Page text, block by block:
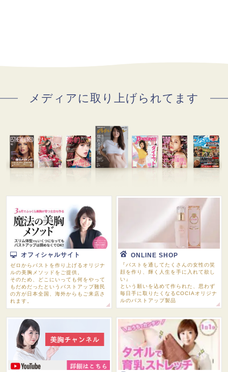
メディアに取り上げられてます
オフィシャルサイト
ゼロからバストを作り上げるオリジナ
ルの美胸メソッドをご提供。
そのため、どこにいっても何をやって
もだめだったというバストアップ難民
の方が日本全国、海外からもご来店さ
れます。
ONLINE SHOP
『バストを通してたくさんの女性の笑
顔を作り、輝く人生を手に入れて欲し
い』
という願いを込めて作られた、思わず
毎日手に取りたくなるCOCIAオリジナ
ルのバストアップ製品